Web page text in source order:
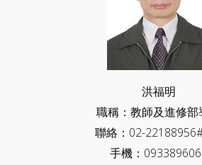
洪福明
職稱：教師及進修部
聯絡：02-
手機：